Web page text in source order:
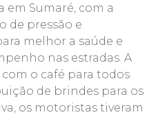
em Sumaré, com a
de pressão e
melhor a saúde e
nas estradas. A
o café para todos
de brindes para os
os motoristas tiveram